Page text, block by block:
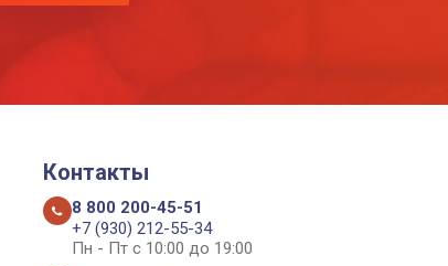
Контакты
8 800 200-45-51
+7 (930) 212-55-34
Пн - Пт с 10:00 до 19:00